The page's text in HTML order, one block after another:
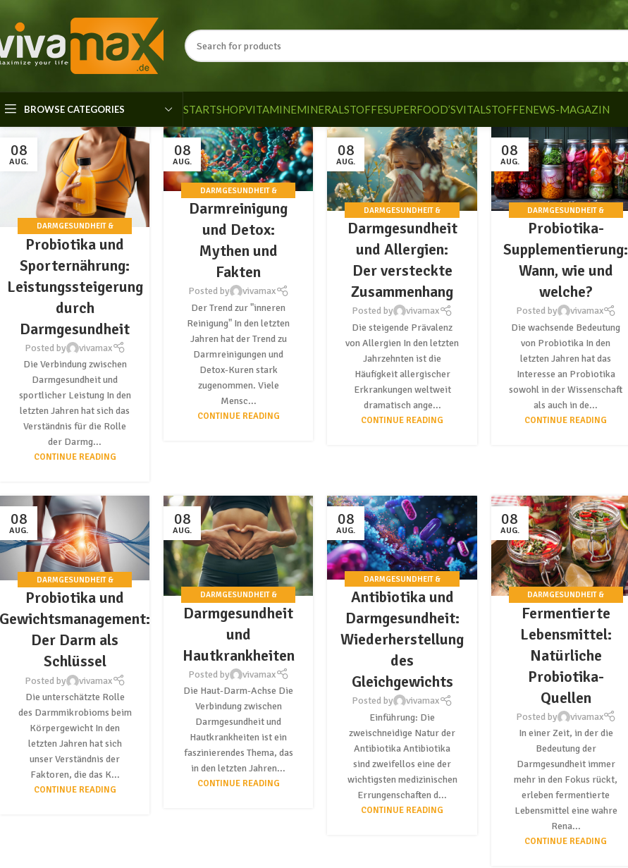
BROWSE CATEGORIES STARTSHOPVITAMINEMINERALSTOFFESUPERFOOD’SVITALSTOFFENEWS-MAGAZIN
08
AUG.
DARMGESUNDHEIT &
PROBIOTIKA
Probiotika und
Sporternährung:
Leistungssteigerung
durch
Darmgesundheit
Posted by
vivamax
Die Verbindung zwischen
Darmgesundheit und
sportlicher Leistung In den
letzten Jahren hat sich das
Verständnis für die Rolle
der Darmg...
CONTINUE READING
08
AUG.
DARMGESUNDHEIT &
PROBIOTIKA
Darmreinigung
und Detox:
Mythen und
Fakten
Posted by
vivamax
Der Trend zur "inneren
Reinigung" In den letzten
Jahren hat der Trend zu
Darmreinigungen und
Detox-Kuren stark
zugenommen. Viele
Mensc...
CONTINUE READING
08
AUG.
DARMGESUNDHEIT &
PROBIOTIKA
Darmgesundheit
und Allergien:
Der versteckte
Zusammenhang
Posted by
vivamax
Die steigende Prävalenz
von Allergien In den letzten
Jahrzehnten ist die
Häufigkeit allergischer
Erkrankungen weltweit
dramatisch ange...
CONTINUE READING
08
AUG.
DARMGESUNDHEIT &
PROBIOTIKA
Probiotika-
Supplementierung:
Wann, wie und
welche?
Posted by
vivamax
Die wachsende Bedeutung
von Probiotika In den
letzten Jahren hat das
Interesse an Probiotika
sowohl in der Wissenschaft
als auch in de...
CONTINUE READING
08
AUG.
DARMGESUNDHEIT &
PROBIOTIKA
Probiotika und
Gewichtsmanagement:
Der Darm als
Schlüssel
Posted by
vivamax
Die unterschätzte Rolle
des Darmmikrobioms beim
Körpergewicht In den
letzten Jahren hat sich
unser Verständnis der
Faktoren, die das K...
CONTINUE READING
08
AUG.
DARMGESUNDHEIT &
PROBIOTIKA
Darmgesundheit
und
Hautkrankheiten
Posted by
vivamax
Die Haut-Darm-Achse Die
Verbindung zwischen
Darmgesundheit und
Hautkrankheiten ist ein
faszinierendes Thema, das
in den letzten Jahren...
CONTINUE READING
08
AUG.
DARMGESUNDHEIT &
PROBIOTIKA
Antibiotika und
Darmgesundheit:
Wiederherstellung
des
Gleichgewichts
Posted by
vivamax
Einführung: Die
zweischneidige Natur der
Antibiotika Antibiotika
sind zweifellos eine der
wichtigsten medizinischen
Errungenschaften d...
CONTINUE READING
08
AUG.
DARMGESUNDHEIT &
PROBIOTIKA
Fermentierte
Lebensmittel:
Natürliche
Probiotika-
Quellen
Posted by
vivamax
In einer Zeit, in der die
Bedeutung der
Darmgesundheit immer
mehr in den Fokus rückt,
erleben fermentierte
Lebensmittel eine wahre
Rena...
CONTINUE READING